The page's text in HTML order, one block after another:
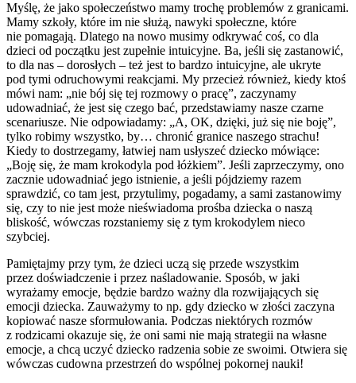
Myślę, że jako społeczeństwo mamy trochę problemów z granicami.
Mamy szkoły, które im nie służą, nawyki społeczne, które
nie pomagają. Dlatego na nowo musimy odkrywać coś, co dla
dzieci od początku jest zupełnie intuicyjne. Ba, jeśli się zastanowić,
to dla nas – dorosłych – też jest to bardzo intuicyjne, ale ukryte
pod tymi odruchowymi reakcjami. My przecież również, kiedy ktoś
mówi nam: „nie bój się tej rozmowy o pracę”, zaczynamy
udowadniać, że jest się czego bać, przedstawiamy nasze czarne
scenariusze. Nie odpowiadamy: „A, OK, dzięki, już się nie boję”,
tylko robimy wszystko, by… chronić granice naszego strachu!
Kiedy to dostrzegamy, łatwiej nam usłyszeć dziecko mówiące:
„Boję się, że mam krokodyla pod łóżkiem”. Jeśli zaprzeczymy, ono
zacznie udowadniać jego istnienie, a jeśli pójdziemy razem
sprawdzić, co tam jest, przytulimy, pogadamy, a sami zastanowimy
się, czy to nie jest może nieświadoma prośba dziecka o naszą
bliskość, wówczas rozstaniemy się z tym krokodylem nieco
szybciej.
Pamiętajmy przy tym, że dzieci uczą się przede wszystkim
przez doświadczenie i przez naśladowanie. Sposób, w jaki
wyrażamy emocje, będzie bardzo ważny dla rozwijających się
emocji dziecka. Zauważymy to np. gdy dziecko w złości zaczyna
kopiować nasze sformułowania. Podczas niektórych rozmów
z rodzicami okazuje się, że oni sami nie mają strategii na własne
emocje, a chcą uczyć dziecko radzenia sobie ze swoimi. Otwiera się
wówczas cudowna przestrzeń do wspólnej pokornej nauki!